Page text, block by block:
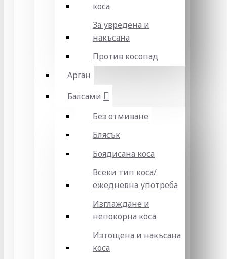
коса
За увредена и
накъсана
Против косопад
Арган
Балсами
Без отмиване
Блясък
Боядисана коса
Всеки тип коса/
ежедневна употреба
Изглаждане и
непокорна коса
Изтощена и накъсана
коса